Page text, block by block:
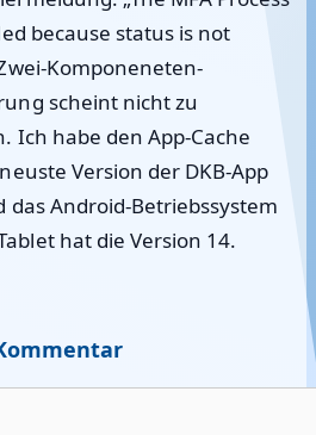
because status is not
Komponeneten-
scheint nicht zu
Ich habe den App-Cache
Version der DKB-App
das Android-Betriebssystem
hat die Version 14.